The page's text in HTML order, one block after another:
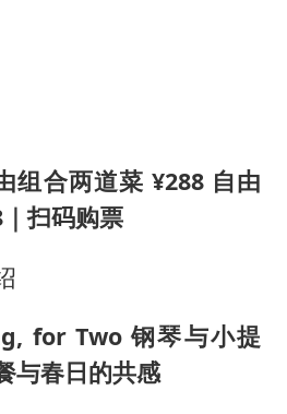
组合两道菜 ¥288 自由
扫码购票
for Two 钢琴与小提
与春日的共感